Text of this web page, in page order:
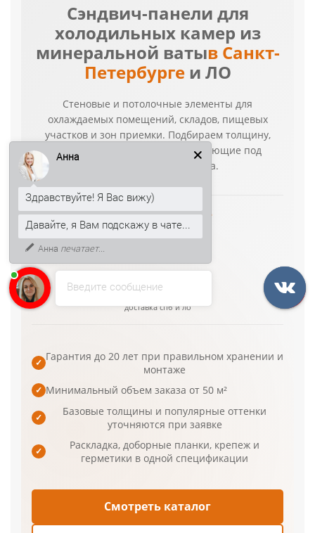
Сэндвич-панели для
холодильных камер из
минеральной ватыв Санкт-
Петербургеи ЛО
Стеновые и потолочные элементы для
охлаждаемых помещений, складов, пищевых
участков и зон приемки. Подбираем толщину,
покрытие, цвет RAL и комплектующие под
рабочий режим объекта.
от 1 166 ₽/м²
производство
4–5 дней
доставка спб и ло
✓ Гарантия до 20 лет при правильном хранении и
монтаже
✓ Минимальный объем заказа от 50 м²
✓
Базовые толщины и популярные оттенки
уточняются при заявке
✓
Раскладка, доборные планки, крепеж и
герметики в одной спецификации
Смотреть каталог
Введите сообщение
Анна
Здравствуйте! Я Вас вижу)
Давайте, я Вам подскажу в чате...
Анна печатает...